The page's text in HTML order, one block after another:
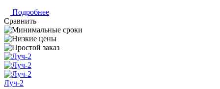
Подробнее
Сравнить
Луч-2